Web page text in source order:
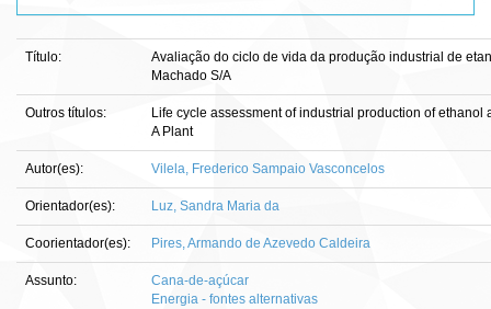
Título:
Avaliação do ciclo de vida da produção industrial de
Machado S/A
Outros títulos:
Life cycle assessment of industrial production of
A Plant
Autor(es): Vilela, Frederico Sampaio Vasconcelos
Orientador(es): Luz, Sandra Maria da
Coorientador(es): Pires, Armando de Azevedo Caldeira
Assunto:
Cana-de-açúcar
Energia - fontes alternativas